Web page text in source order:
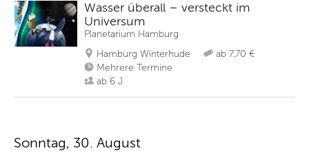
Wasser überall – versteckt im
Universum
Planetarium Hamburg
Hamburg Winterhude
ab 7,70 €
Mehrere Termine
ab 6 J
Sonntag, 30. August